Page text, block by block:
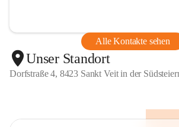
Alle Kontakte sehen
Unser Standort
Dorfstraße 4, 8423 Sankt Veit in der